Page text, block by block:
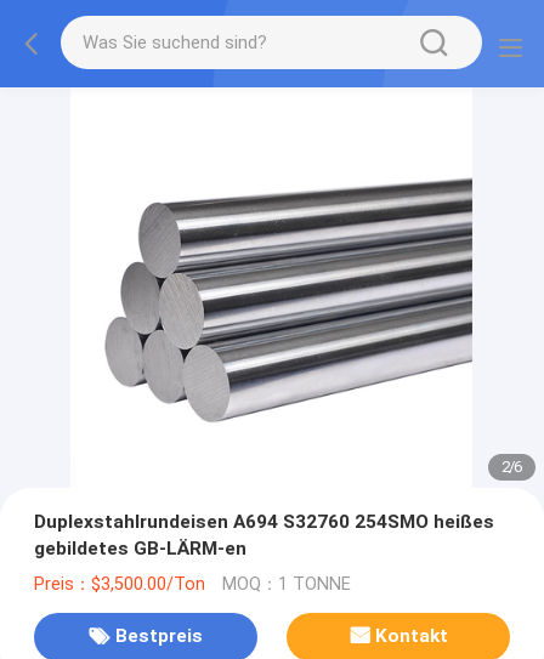
2/6
Duplexstahlrundeisen A694 S32760 254SMO heißes
gebildetes GB-LÄRM-en
Preis：$3,500.00/Ton MOQ：1 TONNE
Bestpreis Kontakt